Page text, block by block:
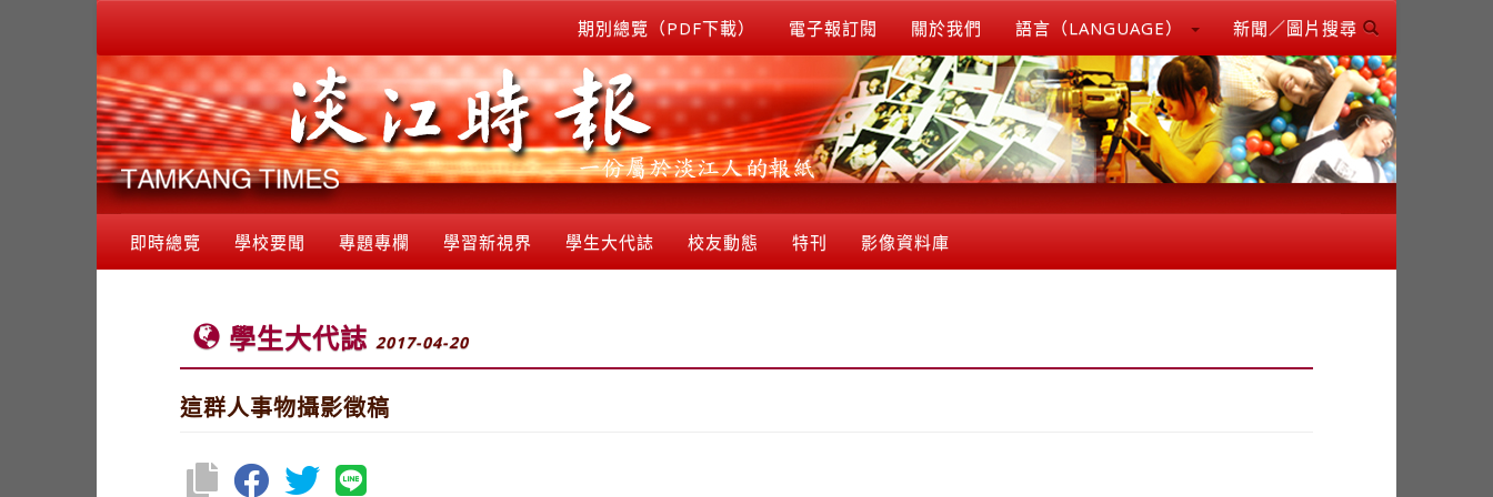
期別總覽（PDF下載） 電子報訂閱 關於我們 語言（LANGUAGE） 新聞／圖片搜尋
即時總覽 學校要聞 專題專欄 學習新視界 學生大代誌 校友動態 特刊 影像資料庫
學生大代誌 2017-04-20
這群人事物攝影徵稿